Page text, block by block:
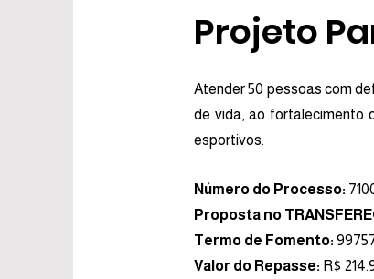
Projeto
Atender 50 pessoas com
de vida, ao fortalecimento
esportivos.
Número do Processo:
Proposta no
Termo de Fomento:
Valor do Repasse: R$